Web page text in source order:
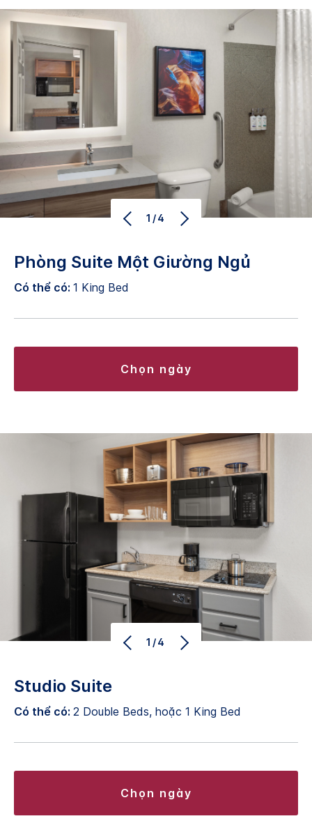
1/4
Phòng Suite Một Giường Ngủ
Có thể có: 1 King Bed
chọn ngày
1/4
Studio Suite
Có thể có: 2 Double Beds, hoặc 1 King Bed
chọn ngày